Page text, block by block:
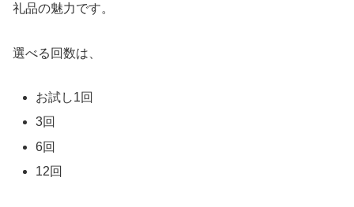
礼品の魅力です。
選べる回数は、
お試し1回
3回
6回
12回